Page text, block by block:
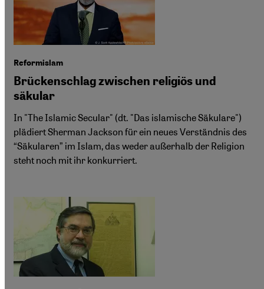
Reformislam
Brückenschlag zwischen religiös und
säkular
In "The Islamic Secular" (dt. "Das islamische Säkulare")
plädiert Sherman Jackson für ein neues Verständnis des
“Säkularen” im Islam, das weder außerhalb der Religion
steht noch mit ihr konkurriert.